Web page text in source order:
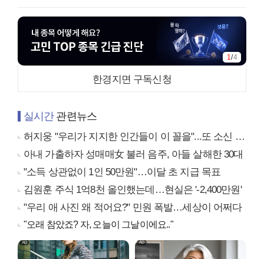
1/4
한경지면 구독신청
실시간관련뉴스
허지웅 "우리가 지지한 인간들이 이 꼴을"...또 소신 발언
아내 가출하자 성매매女 불러 음주, 아들 살해한 30대
"소득 상관없이 1인 50만원"…이달 초 지급 목표
김원훈 주식 1억8천 올인했는데…현실은 '-2,400만원'
"우리 애 사진 왜 적어요?" 민원 폭발…세상이 어쩌다
"오래 참았죠? 자, 오늘이 그날이에요.."